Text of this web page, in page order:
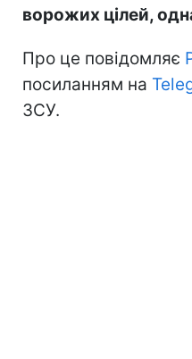
ворожих цілей,
Про це повідомляє
посиланням на
ЗСУ.